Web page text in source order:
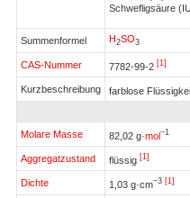
Schwefligsäure
Summenformel H2SO3
CAS-Nummer 7782-99-2 [1]
Kurzbeschreibung farblose
Molare Masse 82,02 g·mol−1
Aggregatzustand flüssig [1]
Dichte 1,03 g·cm−3 [1]